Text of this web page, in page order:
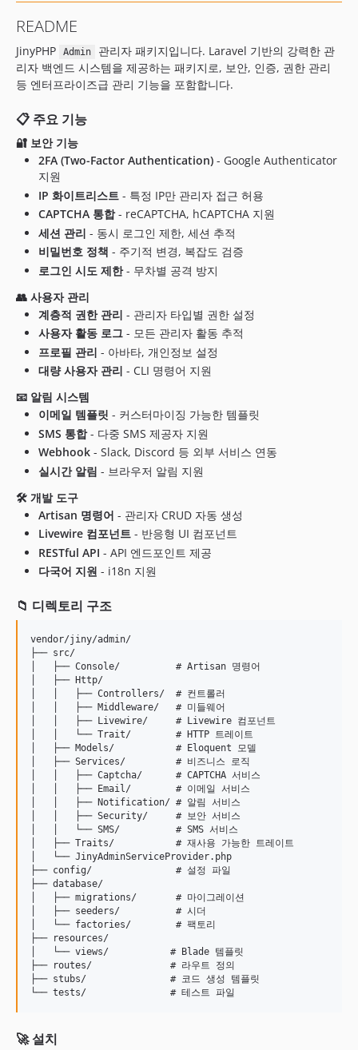
0.0.1
README
JinyPHP Admin
관리자 패키지입니다. Laravel 기반의 강력한 관
리자 백엔드 시스템을 제공하는 패키지로, 보안, 인증, 권한 관리
등 엔터프라이즈급 관리 기능을 포함합니다.
📋 주요 기능
🔐 보안 기능
2FA (Two-Factor Authentication) - Google Authenticator
지원
IP 화이트리스트 - 특정 IP만 관리자 접근 허용
CAPTCHA 통합- reCAPTCHA, hCAPTCHA 지원
세션 관리 - 동시 로그인 제한, 세션 추적
비밀번호 정책 - 주기적 변경, 복잡도 검증
로그인 시도 제한- 무차별 공격 방지
👥 사용자 관리
계층적 권한 관리 - 관리자 타입별 권한 설정
사용자 활동 로그 - 모든 관리자 활동 추적
프로필 관리 - 아바타, 개인정보 설정
대량 사용자 관리 - CLI 명령어 지원
📧 알림 시스템
이메일 템플릿 - 커스터마이징 가능한 템플릿
SMS 통합- 다중 SMS 제공자 지원
Webhook - Slack, Discord 등 외부 서비스 연동
실시간 알림 - 브라우저 알림 지원
🛠 개발 도구
Artisan 명령어 - 관리자 CRUD 자동 생성
Livewire 컴포넌트 - 반응형 UI 컴포넌트
RESTful API - API 엔드포인트 제공
다국어 지원 - i18n 지원
📁 디렉토리 구조
vendor/jiny/admin/
├── src/
│   ├── Console/          # Artisan 명령어
│   ├── Http/
│   │   ├── Controllers/  # 컨트롤러
│   │   ├── Middleware/   # 미들웨어
│   │   ├── Livewire/     # Livewire 컴포넌트
│   │   └── Trait/        # HTTP 트레이트
│   ├── Models/           # Eloquent 모델
│   ├── Services/         # 비즈니스 로직
│   │   ├── Captcha/      # CAPTCHA 서비스
│   │   ├── Email/        # 이메일 서비스
│   │   ├── Notification/ # 알림 서비스
│   │   ├── Security/     # 보안 서비스
│   │   └── SMS/          # SMS 서비스
│   ├── Traits/           # 재사용 가능한 트레이트
│   └── JinyAdminServiceProvider.php
├── config/               # 설정 파일
├── database/
│   ├── migrations/       # 마이그레이션
│   ├── seeders/          # 시더
│   └── factories/        # 팩토리
├── resources/
│   └── views/           # Blade 템플릿
├── routes/              # 라우트 정의
├── stubs/               # 코드 생성 템플릿
🚀 설치